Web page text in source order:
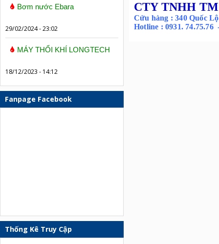
Bơm nước Ebara
29/02/2024 - 23:02
MÁY THỔI KHÍ LONGTECH
18/12/2023 - 14:12
Fanpage Facebook
Thống Kê Truy Cập
CTY TNHH
Cửu hàng : 340 Quốc
Hotline : 0931. 74.75.76